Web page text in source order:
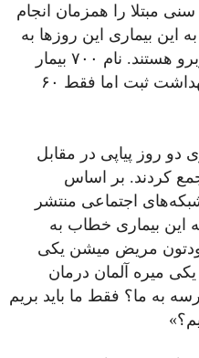
مبتلا را همزمان انجام
این بیماری این روزها به
دلیل نبود دارو با خطر مرگ روبرو هستند. نام ۷۰۰ بیمار
برای دریافت دارو در وزارت بهداشت ثبت اما فقط ۶۰
دو روز پیاپی در مقابل
کردند. بر اساس
اجتماعی منتشر
این بیماری خطاب به
مریض میشن یکی
میره آلمان درمان
به ما؟ فقط ما باید بریم